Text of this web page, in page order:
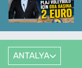
ANTALYA